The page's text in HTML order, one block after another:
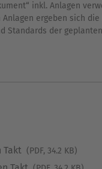
inkl. Anlagen
ergeben sich
Standards der
(PDF, 34.2 KB)